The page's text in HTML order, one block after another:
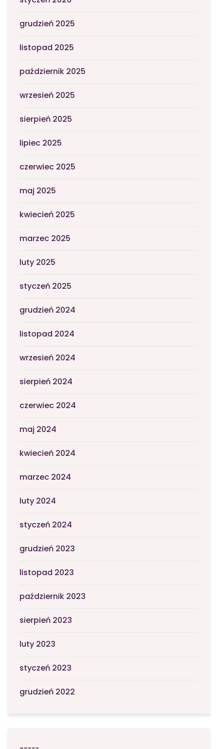
grudzień 2025
listopad 2025
październik 2025
wrzesień 2025
sierpień 2025
lipiec 2025
czerwiec 2025
maj 2025
kwiecień 2025
marzec 2025
luty 2025
styczeń 2025
grudzień 2024
listopad 2024
wrzesień 2024
sierpień 2024
czerwiec 2024
maj 2024
kwiecień 2024
marzec 2024
luty 2024
styczeń 2024
grudzień 2023
listopad 2023
październik 2023
sierpień 2023
luty 2023
styczeń 2023
grudzień 2022